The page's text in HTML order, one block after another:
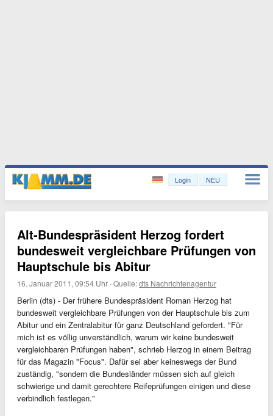
Login NEU
Alt-Bundespräsident Herzog fordert
bundesweit vergleichbare Prüfungen von
Hauptschule bis Abitur
16. Januar 2011, 09:54 Uhr ·Quelle:dts Nachrichtenagentur
Berlin (dts) - Der frühere Bundespräsident Roman Herzog hat
bundesweit vergleichbare Prüfungen von der Hauptschule bis zum
Abitur und ein Zentralabitur für ganz Deutschland gefordert. "Für
mich ist es völlig unverständlich, warum wir keine bundesweit
vergleichbaren Prüfungen haben", schrieb Herzog in einem Beitrag
für das Magazin "Focus". Dafür sei aber keineswegs der Bund
zuständig, "sondern die Bundesländer müssen sich auf gleich
schwierige und damit gerechtere Reifeprüfungen einigen und diese
verbindlich festlegen."